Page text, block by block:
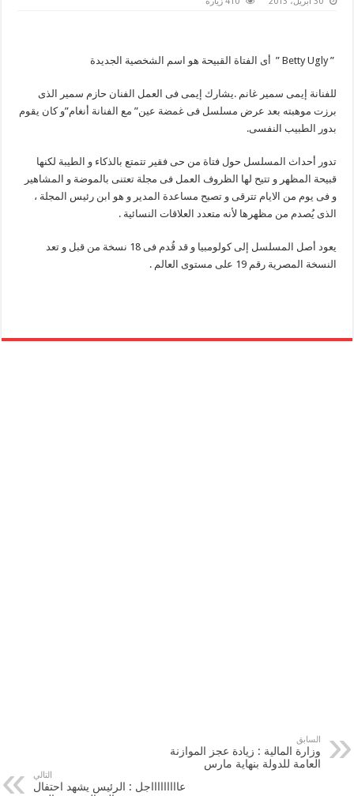
” Betty Ugly ” أى الفتاة القبيحة هو اسم الشخصية الجديدة
للفنانة إيمى سمير غانم .يشارك إيمى فى العمل الفنان حازم سمير الذى
برزت موهبته بعد عرض مسلسل فى غمضة عين” مع الفنانة أنغام”و كان يقوم
بدور الطبيب النفسى.
تدور أحداث المسلسل حول فتاة من حى فقير تتمتع بالذكاء و الطيبة لكنها
قبيحة المظهر و تتيح لها الظروف العمل فى مجلة تعتنى بالموضة و المشاهير
و فى يوم من الايام تترقى و تصبح مساعدة المدير و هو ابن رئيس المجلة ،
الذى يُصدم من مظهرها لأنه متعدد العلاقات النسائية .
يعود أصل المسلسل إلى كولومبيا و قد قُدم فى 18 نسخة من قبل و تعد
النسخة المصرية رقم 19 على مستوى العالم .
السابق
وزارة المالية : زيادة عجز الموازنة
العامة للدولة بنهاية مارس
التالي
عاااااااااجل : الرئيس يشهد احتفال